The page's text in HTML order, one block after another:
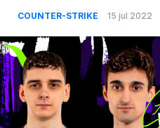
COUNTER-STRIKE 15 jul 2022